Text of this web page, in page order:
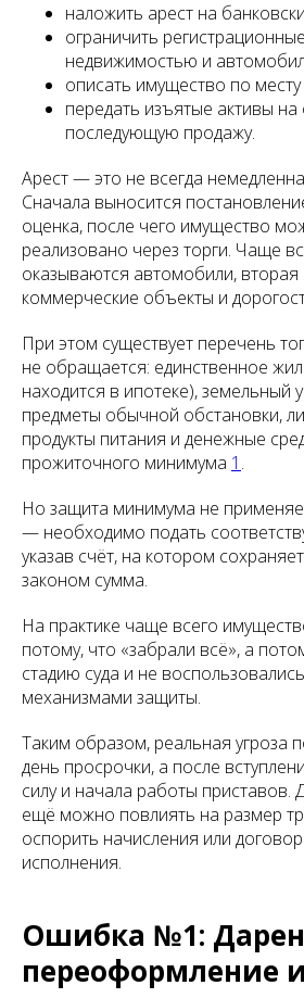
наложить арест на
ограничить
недвижимостью и
описать имущество по
передать изъятые активы на
последующую продажу.
Арест — это не всегда
Сначала выносится
оценка, после чего имущество
реализовано через торги. Чаще
оказываются автомобили,
коммерческие объекты и
При этом существует перечень
не обращается: единственное
находится в ипотеке), земельный
предметы обычной обстановки,
продукты питания и денежные
прожиточного минимума 1 .
Но защита минимума не
— необходимо подать
указав счёт, на котором
законом сумма.
На практике чаще всего
потому, что «забрали всё», а
стадию суда и не
механизмами защиты.
Таким образом, реальная угроза
день просрочки, а после
силу и начала работы приставов.
ещё можно повлиять на размер
оспорить начисления или
исполнения.
Ошибка №1:
переоформление